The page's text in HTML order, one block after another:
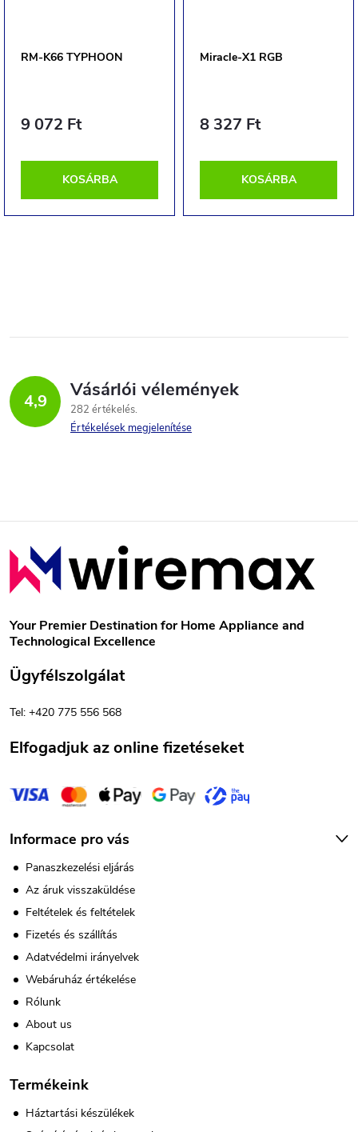
RM-K66 TYPHOON
9 072 Ft
KOSÁRBA
Miracle-X1 RGB
8 327 Ft
KOSÁRBA
4,9 Vásárlói vélemények
282 értékelés
Értékelések megjelenítése
L
á
b
é
c
Your Premier Destination for Home Appliance and
Technological Excellence
Ügyfélszolgálat
Tel: +420 775 556 568
Elfogadjuk az online fizetéseket
Informace pro vás
Panaszkezelési eljárás
Az áruk visszaküldése
Feltételek és feltételek
Fizetés és szállítás
Adatvédelmi irányelvek
Webáruház értékelése
Rólunk
About us
Kapcsolat
Termékeink
Háztartási készülékek